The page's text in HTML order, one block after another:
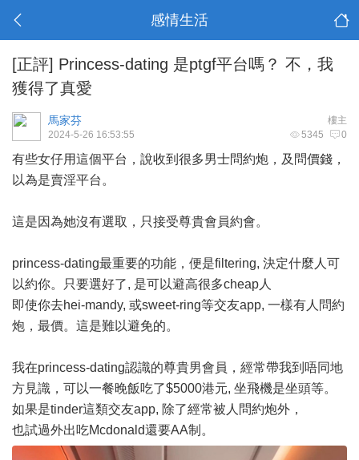
感情生活
[正評] Princess-dating 是ptgf平台嗎？ 不，我
獲得了真愛
樓主
馬家芬
5345 0
2024-5-26 16:53:55
有些女仔用這個平台，說收到很多男士問約炮，及問價錢，
以為是賣淫平台。
這是因為她沒有選取，只接受尊貴會員約會。
princess-dating最重要的功能，便是filtering, 決定什麼人可
以約你。只要選好了, 是可以避高很多cheap人
即使你去hei-mandy, 或sweet-ring等交友app, 一樣有人問約
炮，最價。這是難以避免的。
我在princess-dating認識的尊貴男會員，經常帶我到唔同地
方見識，可以一餐晚飯吃了$5000港元, 坐飛機是坐頭等。
如果是tinder這類交友app, 除了經常被人問約炮外，
也試過外出吃Mcdonald還要AA制。